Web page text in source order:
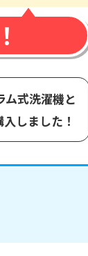
ム式洗濯機と
しました！